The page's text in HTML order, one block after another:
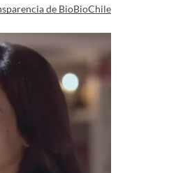
de BioBioChile